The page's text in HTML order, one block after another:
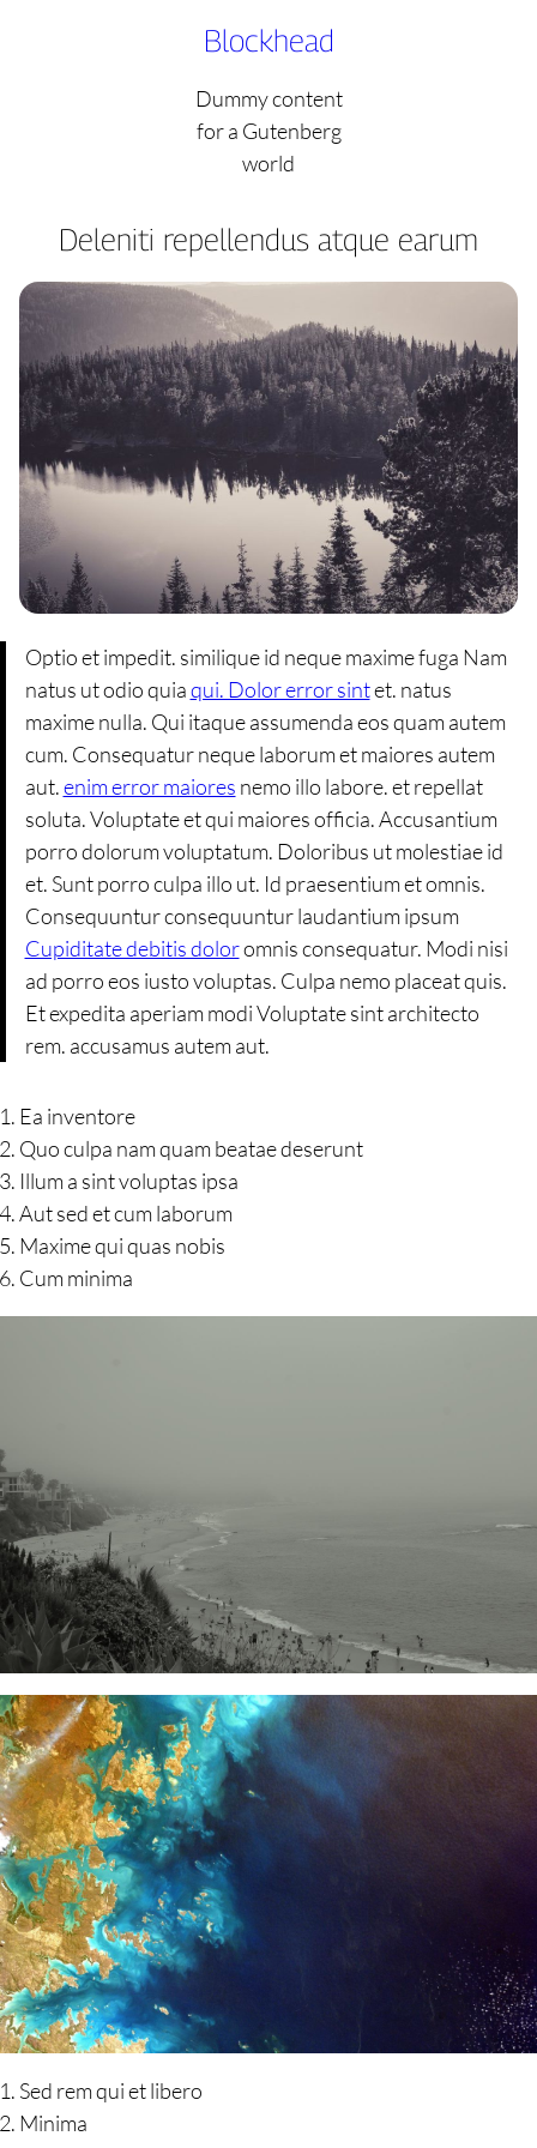
Blockhead
Dummy content
for a Gutenberg
world
Deleniti repellendus atque earum
Optio et impedit. similique id neque maxime fuga Nam
natus ut odio quiaqui. Dolor error sintet. natus
maxime nulla. Qui itaque assumenda eos quam autem
cum. Consequatur neque laborum et maiores autem
aut.enim error maiores nemo illo labore. et repellat
soluta. Voluptate et qui maiores officia. Accusantium
porro dolorum voluptatum. Doloribus ut molestiae id
et. Sunt porro culpa illo ut. Id praesentium et omnis.
Consequuntur consequuntur laudantium ipsum
Cupiditate debitis doloromnis consequatur. Modi nisi
ad porro eos iusto voluptas. Culpa nemo placeat quis.
Et expedita aperiam modi Voluptate sint architecto
rem. accusamus autem aut.
Ea inventore
Quo culpa nam quam beatae deserunt
Illum a sint voluptas ipsa
Aut sed et cum laborum
Maxime qui quas nobis
Cum minima
Sed rem qui et libero
Minima